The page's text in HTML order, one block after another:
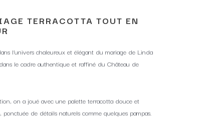
TERRACOTTA TOUT EN
l’univers chaleureux et élégant du mariage de Linda
le cadre authentique et raffiné du Château de
on a joué avec une palette terracotta douce et
ponctuée de détails naturels comme quelques pampas.